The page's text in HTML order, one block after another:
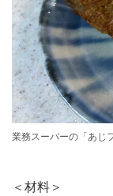
業務スーパーの「あじ
＜材料＞